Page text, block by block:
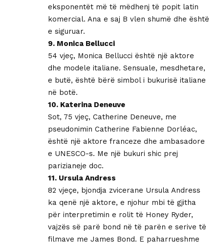
eksponentët më të mëdhenj të popit latin
komercial. Ana e saj B vlen shumë dhe është
e siguruar.
9. Monica Bellucci
54 vjeç, Monica Bellucci është një aktore
dhe modele italiane. Sensuale, mesdhetare,
e butë, është bërë simbol i bukurisë italiane
në botë.
10. Katerina Deneuve
Sot, 75 vjeç, Catherine Deneuve, me
pseudonimin Catherine Fabienne Dorléac,
është një aktore franceze dhe ambasadore
e UNESCO-s. Me një bukuri shic prej
parizianeje doc.
11. Ursula Andress
82 vjeçe, bjondja zvicerane Ursula Andress
ka qenë një aktore, e njohur mbi të gjitha
për interpretimin e rolit të Honey Ryder,
vajzës së parë bond në të parën e serive të
filmave me James Bond. E paharrueshme